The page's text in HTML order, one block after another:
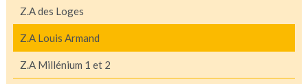
Z.A des Loges
Z.A Louis Armand
Z.A Millénium 1 et 2